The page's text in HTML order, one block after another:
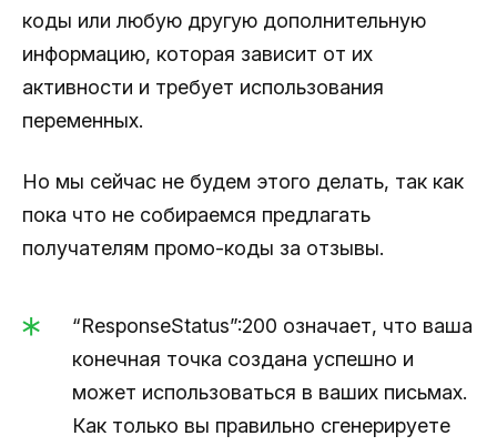
коды или любую другую дополнительную
информацию, которая зависит от их
активности и требует использования
переменных.
Но мы сейчас не будем этого делать, так как
пока что не собираемся предлагать
получателям промо-коды за отзывы.
“ResponseStatus”:200 означает, что ваша
конечная точка создана успешно и
может использоваться в ваших письмах.
Как только вы правильно сгенерируете